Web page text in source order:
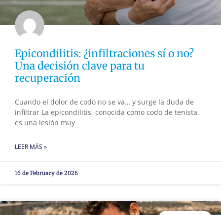
Epicondilitis: ¿infiltraciones sí o no?
Una decisión clave para tu
recuperación
Cuando el dolor de codo no se va… y surge la duda de
infiltrar La epicondilitis, conocida como codo de tenista,
es una lesión muy
LEER MÁS »
16 de February de 2026